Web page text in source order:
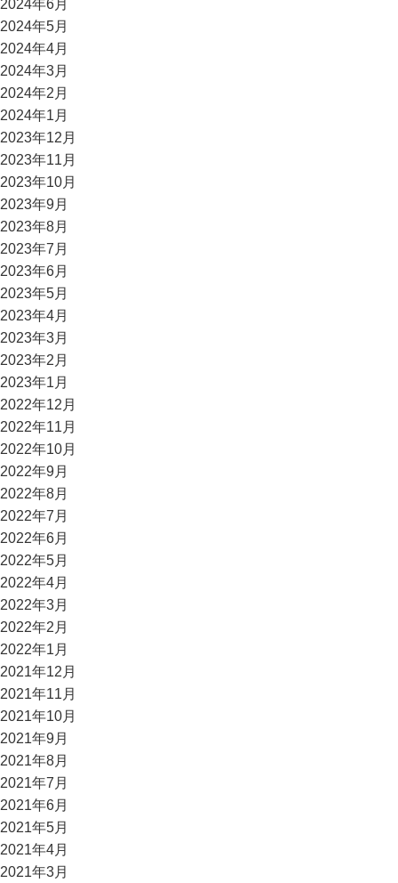
2024年6月
2024年5月
2024年4月
2024年3月
2024年2月
2024年1月
2023年12月
2023年11月
2023年10月
2023年9月
2023年8月
2023年7月
2023年6月
2023年5月
2023年4月
2023年3月
2023年2月
2023年1月
2022年12月
2022年11月
2022年10月
2022年9月
2022年8月
2022年7月
2022年6月
2022年5月
2022年4月
2022年3月
2022年2月
2022年1月
2021年12月
2021年11月
2021年10月
2021年9月
2021年8月
2021年7月
2021年6月
2021年5月
2021年4月
2021年3月